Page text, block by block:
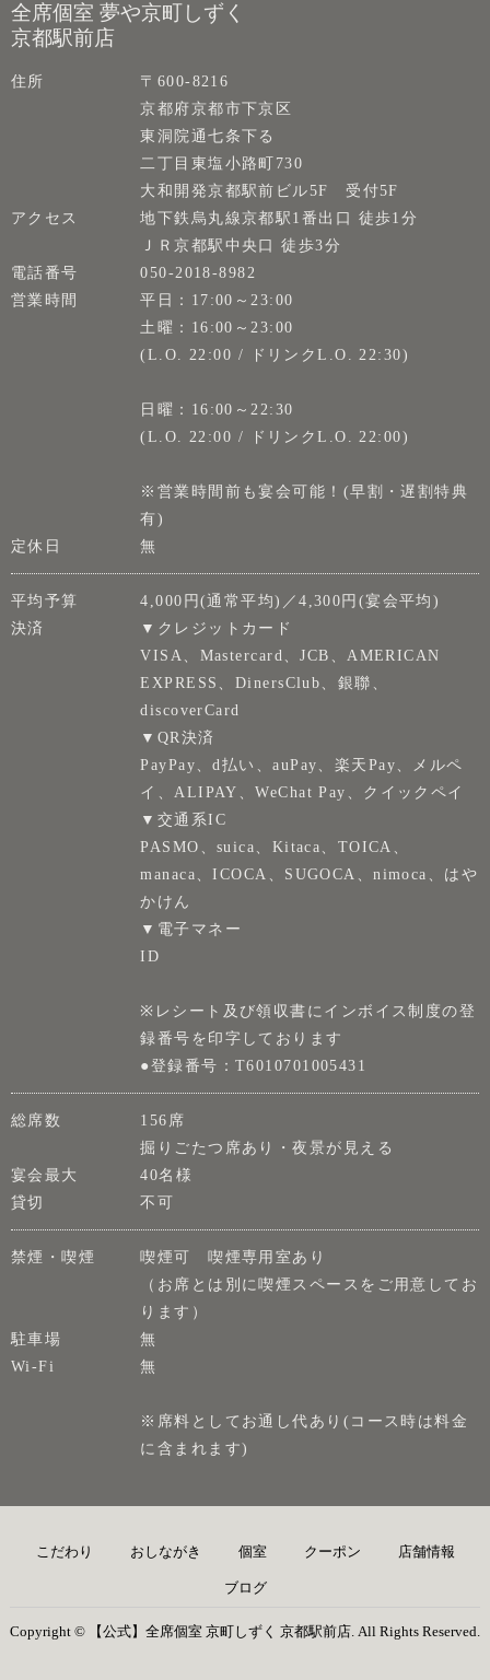
全席個室 夢や京町しずく
京都駅前店
住所
〒600-8216
京都府京都市下京区
東洞院通七条下る
二丁目東塩小路町730
大和開発京都駅前ビル5F 受付5F
アクセス
地下鉄烏丸線京都駅1番出口 徒歩1分
ＪＲ京都駅中央口 徒歩3分
電話番号
050-2018-8982
営業時間
平日：17:00～23:00
土曜：16:00～23:00
(L.O. 22:00 / ドリンクL.O. 22:30)
日曜：16:00～22:30
(L.O. 22:00 / ドリンクL.O. 22:00)
※営業時間前も宴会可能！(早割・遅割特典
有)
定休日
無
平均予算
4,000円(通常平均)／4,300円(宴会平均)
決済
▼クレジットカード
VISA、Mastercard、JCB、AMERICAN
EXPRESS、DinersClub、銀聯、
discoverCard
▼QR決済
PayPay、d払い、auPay、楽天Pay、メルペ
イ、ALIPAY、WeChat Pay、クイックペイ
▼交通系IC
PASMO、suica、Kitaca、TOICA、
manaca、ICOCA、SUGOCA、nimoca、はや
かけん
▼電子マネー
ID
※レシート及び領収書にインボイス制度の登
録番号を印字しております
●登録番号：T6010701005431
総席数
156席
掘りごたつ席あり・夜景が見える
宴会最大
40名様
貸切
不可
禁煙・喫煙
喫煙可 喫煙専用室あり
（お席とは別に喫煙スペースをご用意してお
ります）
駐車場
無
Wi-Fi
無
※席料としてお通し代あり(コース時は料金
に含まれます)
こだわり おしながき 個室 クーポン 店舗情報
ブログ
Copyright © 【公式】全席個室 京町しずく 京都駅前店. All Rights Reserved.